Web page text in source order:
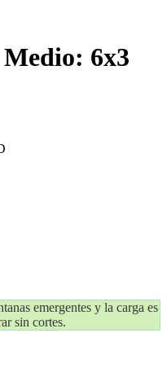
6x3
emergentes y la carga es
sin cortes.